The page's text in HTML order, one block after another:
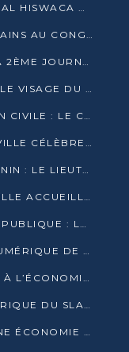
STATISTIQUES : LE PROJET RÉGIONAL HISWACA OFFICIELLEMENT LANCÉ AU CONGO
4182 VIOLATIONS DES DROITS HUMAINS AU CONGO EN 2025 SELON LE CAD
PNLS : BRAZZAVILLE ACCUEILLE LA 2ÈME JOURNÉE SCIENTIFIQUE SUR LE VIH/SIDA
PESTY KANGA, L’OPV QUI CHANGE LE VISAGE DU REPORTAGE AU CONGO
JOURNÉE MONDIALE DE L’AVIATION CIVILE : LE CONGO MISE SUR L’INNOVATION ET LA SÉCURITÉ
BILILI BD FESTIVAL 2025 : BRAZZAVILLE CÉLÈBRE DIX ANS DE CRÉATION GRAPHIQUE AFRICAINE
TENTATIVE DE COUP D’ÉTAT AU BÉNIN : LE LIEUTENANT-COLONEL TIGRI S’AUTOPROCLAME CHEF D’UN COMITÉ MILITAIRE
BONNE GOUVERNANCE : BRAZZAVILLE ACCUEILLE LES PREMIÈRES JOURNÉES CONGOLAISES DE L’ÉVALUATION
MARCHÉS, TROTTOIRS ET HYGIÈNE PUBLIQUE : LE GOUVERNEMENT DURCIT LE TON
LE CONGO LANCE SON SYSTÈME NUMÉRIQUE DE VÉRIFICATION DU BOIS
DES FUTURS JOURNALISTES INITIÉS À L’ÉCONOMIE BLEUE DURABLE
LE CONGO SACRÉ CHAMPION D’AFRIQUE DU SLAM 2025
LA VISION DU CONGO AXÉE SUR UNE ÉCONOMIE BAS CARBONE AU RENDEZ-VOUS DE MONACO 2025